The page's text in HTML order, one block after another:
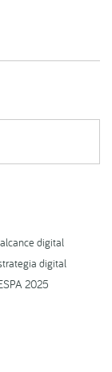
digital
digital
2025